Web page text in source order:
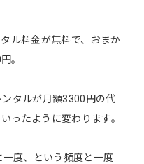
ル料金が無料で、おまか
。
タルが月額3300円の代
ったように変わります。
度、という頻度と一度